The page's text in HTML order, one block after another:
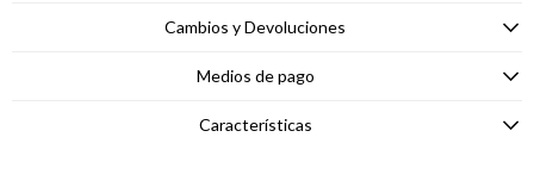
Cambios y Devoluciones
Medios de pago
Características